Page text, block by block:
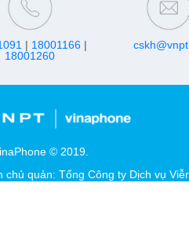
| 18001166 |
18001260
© 2019.
chủ quản: Tổng Công ty Dịch vụ